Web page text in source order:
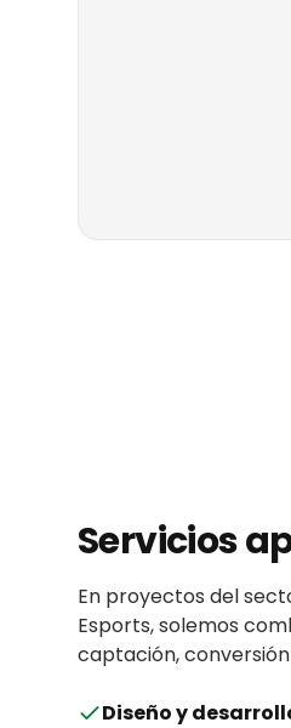
Servicios
En proyectos del
Esports, solemos
captación,
Diseño y